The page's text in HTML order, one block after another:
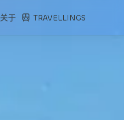
关于 TRAVELLINGS